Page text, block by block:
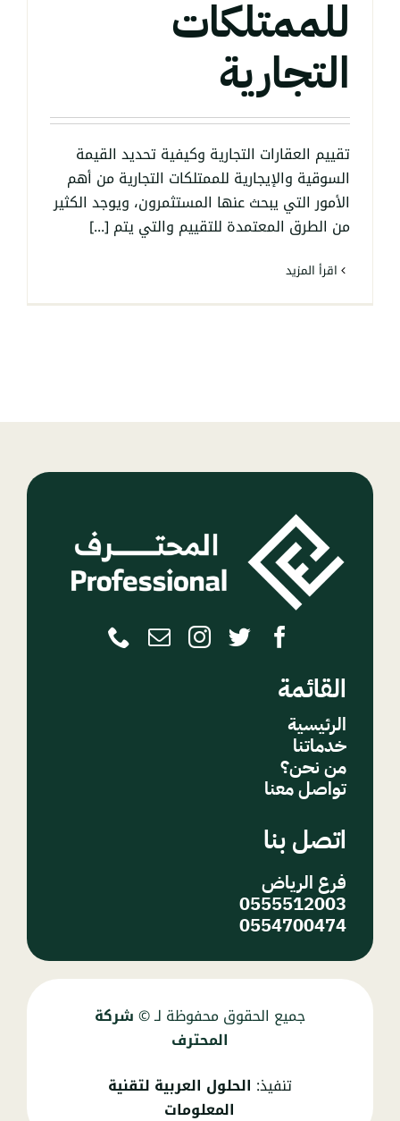
للممتلكات
التجارية
تقييم العقارات التجارية وكيفية تحديد القيمة
السوقية والإيجارية للممتلكات التجارية من أهم
الأمور التي يبحث عنها المستثمرون، ويوجد الكثير
من الطرق المعتمدة للتقييم والتي يتم [...]
القائمة
الرئيسية
خدماتنا
من نحن؟
تواصل معنا
اتصل بنا
فرع الرياض
0555512003
0554700474
جميع الحقوق محفوظة لـ ©شركة
المحترف
تنفيذ: الحلول العربية لتقنية
المعلومات